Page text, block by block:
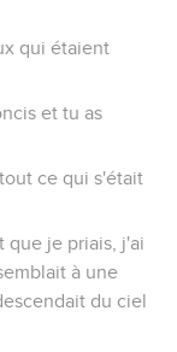
qui étaient
et tu as
ce qui s'était
que je priais, j'ai
à une
du ciel